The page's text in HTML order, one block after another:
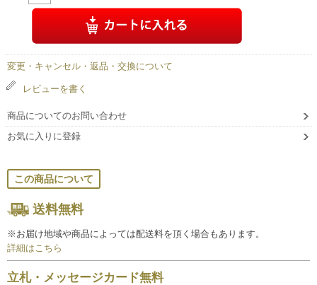
変更・キャンセル・返品・交換について
レビューを書く
商品についてのお問い合わせ
お気に入りに登録
この商品について
送料無料
※お届け地域や商品によっては配送料を頂く場合もあります。
詳細はこちら
立札・メッセージカード無料